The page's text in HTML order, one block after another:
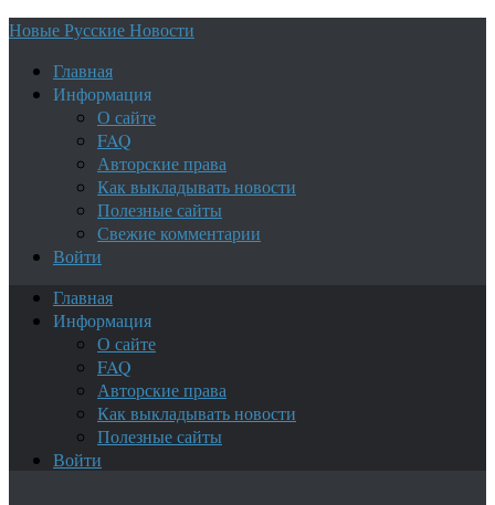
Новые Русские Новости
Главная
Информация
О сайте
FAQ
Авторские права
Как выкладывать новости
Полезные сайты
Свежие комментарии
Войти
Главная
Информация
О сайте
FAQ
Авторские права
Как выкладывать новости
Полезные сайты
Войти